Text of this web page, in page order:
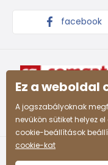
facebook
Ez a
A jogszabályoknak
nevükön sütiket helyez
cookie-beállítások
cookie-kat